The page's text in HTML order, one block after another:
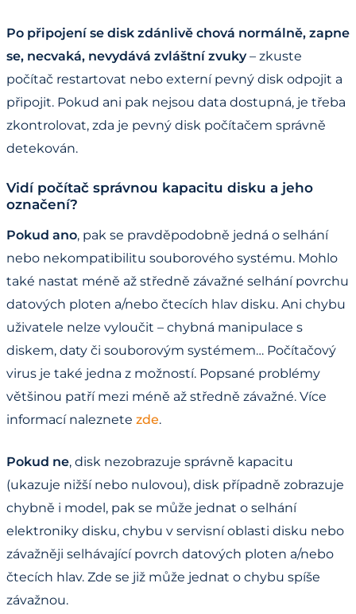
Po připojení se disk zdánlivě chová normálně, zapne
se, necvaká, nevydává zvláštní zvuky– zkuste
počítač restartovat nebo externí pevný disk odpojit a
připojit. Pokud ani pak nejsou data dostupná, je třeba
zkontrolovat, zda je pevný disk počítačem správně
detekován.
Vidí počítač správnou kapacitu disku a jeho
označení?
Pokud ano, pak se pravděpodobně jedná o selhání
nebo nekompatibilitu souborového systému. Mohlo
také nastat méně až středně závažné selhání povrchu
datových ploten a/nebo čtecích hlav disku. Ani chybu
uživatele nelze vyloučit – chybná manipulace s
diskem, daty či souborovým systémem… Počítačový
virus je také jedna z možností. Popsané problémy
většinou patří mezi méně až středně závažné. Více
informací naleznete zde.
Pokud ne, disk nezobrazuje správně kapacitu
(ukazuje nižší nebo nulovou), disk případně zobrazuje
chybně i model, pak se může jednat o selhání
elektroniky disku, chybu v servisní oblasti disku nebo
závažněji selhávající povrch datových ploten a/nebo
čtecích hlav. Zde se již může jednat o chybu spíše
závažnou.